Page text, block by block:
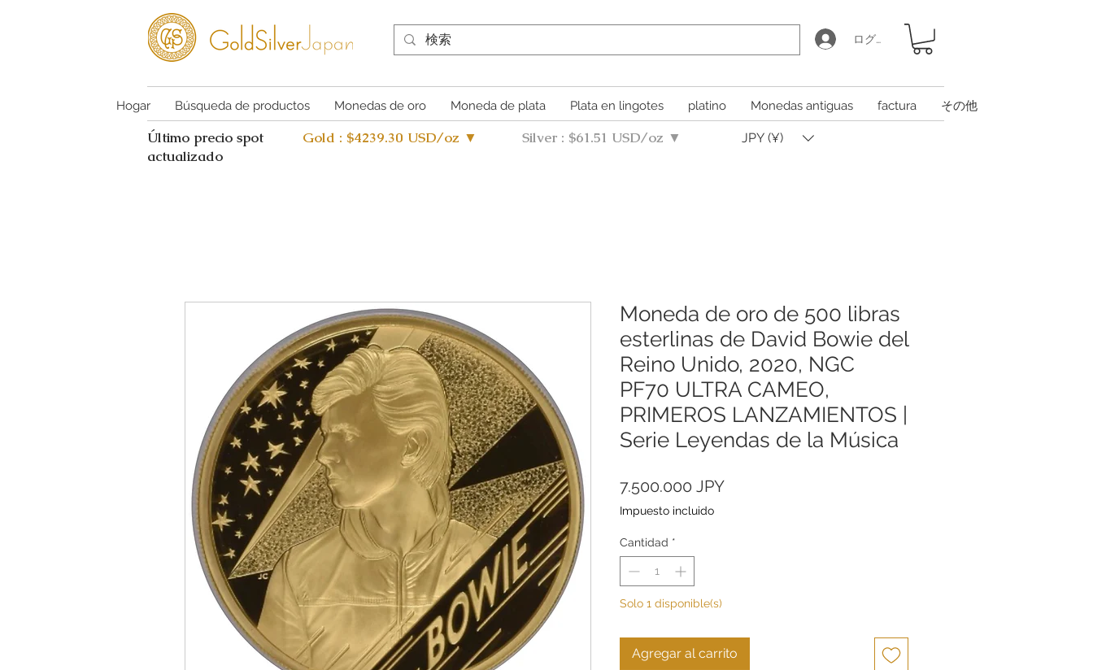
ログイン
Hogar Búsqueda de productos Monedas de oro Moneda de plata Plata en lingotes platino Monedas antiguas factura その他
Último precio spot
actualizado
Gold : $4239.30 USD/oz ▼ Silver : $61.51 USD/oz ▼ JPY (¥)
Moneda de oro de 500 libras
esterlinas de David Bowie del
Reino Unido, 2020, NGC
PF70 ULTRA CAMEO,
PRIMEROS LANZAMIENTOS |
Serie Leyendas de la Música
7.500.000 JPYPrecio
Impuesto incluido
Cantidad *
Solo 1 disponible(s)
Agregar al carrito